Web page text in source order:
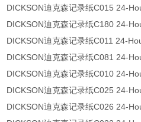
DICKSON迪克森记录纸C015 24-
DICKSON迪克森记录纸C180 24-
DICKSON迪克森记录纸C011 24-
DICKSON迪克森记录纸C081 24-
DICKSON迪克森记录纸C010 24-
DICKSON迪克森记录纸C025 24-
DICKSON迪克森记录纸C026 24-